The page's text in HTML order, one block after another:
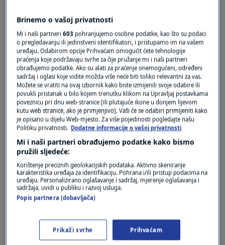
Oglas
Koji je rok trajanja brašna? Evo kako ćete
znati da se pokvarilo
LIFESTYLE|9. velj.| 0
Recept za brze uštipke
COOKING|9. stu. | 0
Četiri najrizičnije namirnice koje možete
konzumirati
Ima li brašno rok trajanja? Evo kada biste
trebali kupiti novo
Brinemo o vašoj privatnosti
Mi i naši partneri603 pohranjujemo osobne podatke, kao što su podaci
o pregledavanju ili jedinstveni identifikatori, i pristupamo im na vašem
uređaju. Odabirom opcije Prihvaćam omogućit ćete tehnologije
praćenja koje podržavaju svrhe za čije pružanje mi i naši partneri
obrađujemo podatke. Ako su alati za praćenje onemogućeni, određeni
sadržaj i oglasi koje vidite možda više neće biti toliko relevantni za vas.
Možete se vratiti na ovaj izbornik kako biste izmijenili svoje odabire ili
povukli pristanak u bilo kojem trenutku klikom na Upravljaj postavkama
poveznicu pri dnu web-stranice [ili plutajuće ikone u donjem lijevom
kutu web stranice, ako je primjenjivo]. Vaši će se odabiri primijeniti kako
je opisano u dijelu Web-mjesto. Za više pojedinosti pogledajte našu
Politiku privatnosti. Dodatne informacije o vašoj privatnosti
Mi i naši partneri obrađujemo podatke kako bismo
pružili sljedeće:
Korištenje preciznih geolokacijskih podataka. Aktivno skeniranje
karakteristika uređaja za identifikaciju. Pohrana i/ili pristup podacima na
uređaju. Personalizirano oglašavanje i sadržaj, mjerenje oglašavanja i
sadržaja, uvidi u publiku i razvoj usluga.
Popis partnera (dobavljača)
Prikaži svrhe Prihvaćam